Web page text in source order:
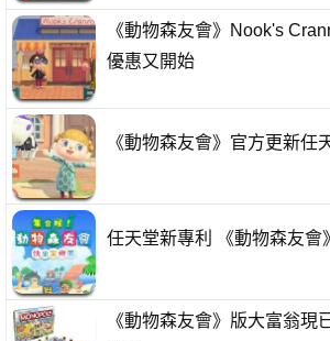
《動物森友會》Nook's
優惠又開始
《動物森友會》官方更新任
任天堂新專利 《動物森友會
《動物森友會》版大富翁現